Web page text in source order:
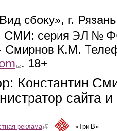
сбоку», г.
СМИ: серия ЭЛ №
Смирнов К.М.
(link sends e-mail)
. 18+
Константин
сайта
реклама(link is external)«Три-В»